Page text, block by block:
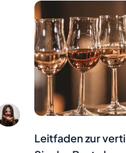
Leitfaden zur